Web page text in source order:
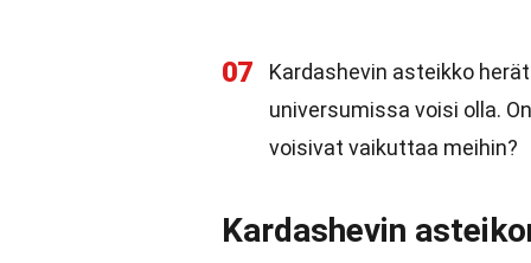
07
Kardashevin asteikko
universumissa voisi olla.
voisivat vaikuttaa meihin?
Kardashevin